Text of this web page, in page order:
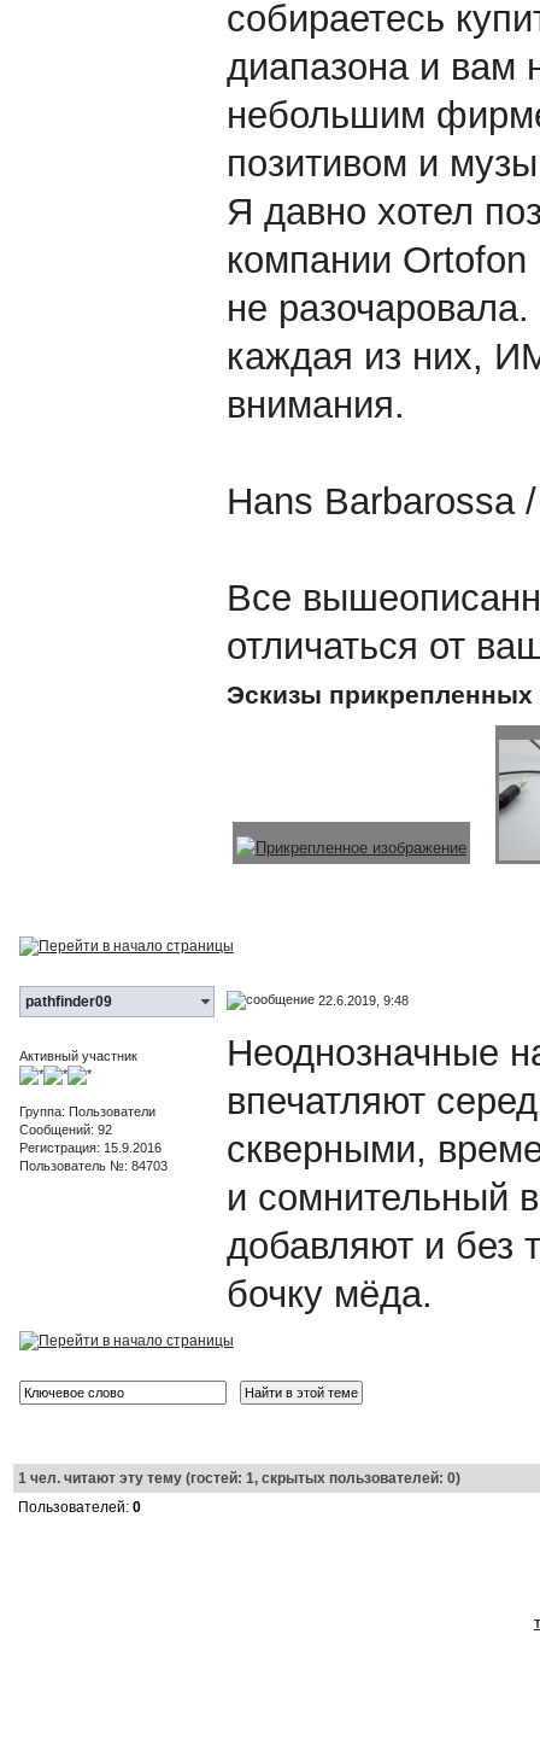
собираетесь
диапазона и вам
небольшим
позитивом и
Я давно хотел
компании
не
каждая из них,
внимания.
Hans Barbarossa
Все
отличаться от
Эскизы прикрепленных
pathfinder09 22.6.2019, 9:48
Активный участник
Группа: Пользователи
Сообщений: 92
Регистрация: 15.9.2016
Пользователь №: 84703
Неоднозначные
впечатляют
скверными,
и сомнительный
добавляют и без
бочку мёда.
1чел. читают эту тему (гостей: 1, скрытых пользователей: 0)
Пользователей: 0